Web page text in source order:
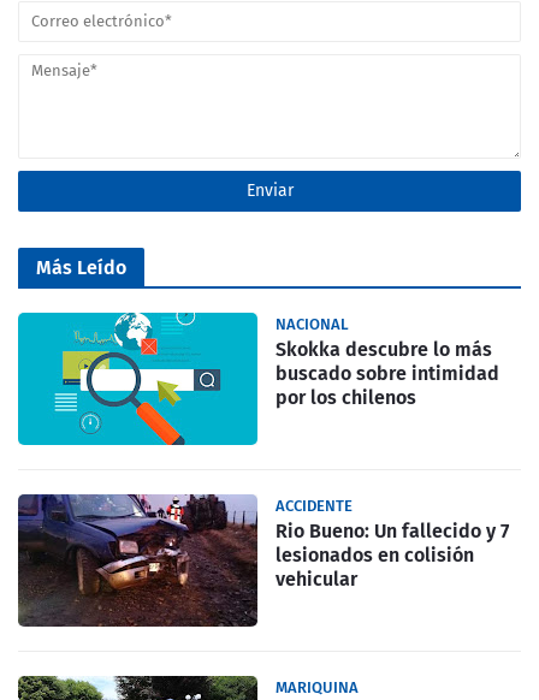
Más Leído
NACIONAL
Skokka descubre lo más
buscado sobre intimidad
por los chilenos
ACCIDENTE
Rio Bueno: Un fallecido y 7
lesionados en colisión
vehicular
MARIQUINA